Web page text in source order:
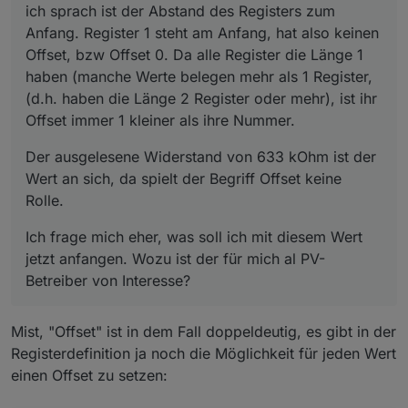
ich sprach ist der Abstand des Registers zum
Anfang. Register 1 steht am Anfang, hat also keinen
Offset, bzw Offset 0. Da alle Register die Länge 1
haben (manche Werte belegen mehr als 1 Register,
(d.h. haben die Länge 2 Register oder mehr), ist ihr
Offset immer 1 kleiner als ihre Nummer.
Der ausgelesene Widerstand von 633 kOhm ist der
Wert an sich, da spielt der Begriff Offset keine
Rolle.
Ich frage mich eher, was soll ich mit diesem Wert
jetzt anfangen. Wozu ist der für mich al PV-
Betreiber von Interesse?
Mist, "Offset" ist in dem Fall doppeldeutig, es gibt in der
Registerdefinition ja noch die Möglichkeit für jeden Wert
einen Offset zu setzen: